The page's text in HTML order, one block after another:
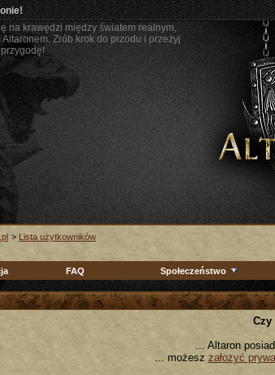
na krawędzi między światem realnym,
Zrób krok do przodu i przeżyj
> Lista użytkowników
FAQ Społeczeństwo
Czy
... Altaron
... możesz założyć